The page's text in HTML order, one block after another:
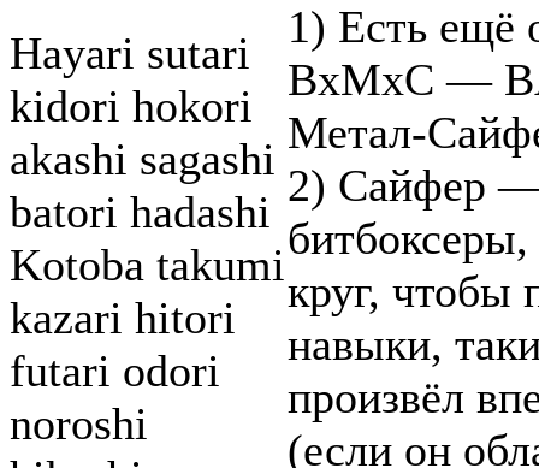
Hayari sutari
kidori hokori
akashi sagashi
batori hadashi
Kotoba takumi
kazari hitori
futari odori
noroshi
1) Есть ещё
BxMxC —
Метал-
2) Сайфер —
круг, чтобы
навыки,
произвёл
(если он